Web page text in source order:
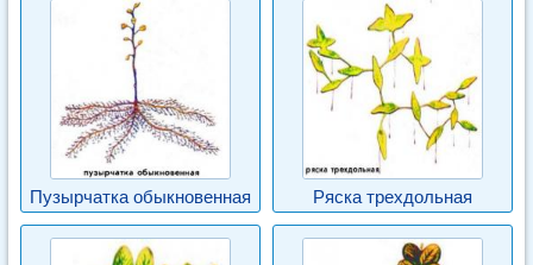
Пузырчатка обыкновенная Ряска трехдольная